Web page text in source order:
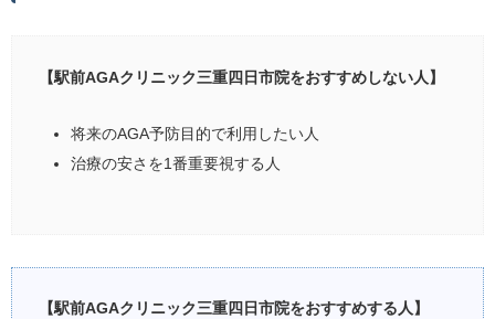
【駅前AGAクリニック三重四日市院をおすすめしない人】
将来のAGA予防目的で利用したい人
治療の安さを1番重要視する人
【駅前AGAクリニック三重四日市院をおすすめする人】